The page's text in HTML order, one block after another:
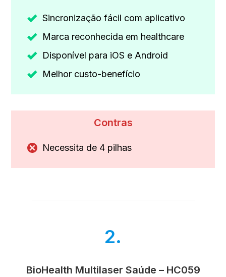
Sincronização fácil com aplicativo
Marca reconhecida em healthcare
Disponível para iOS e Android
Melhor custo-benefício
Contras
Necessita de 4 pilhas
2.
BioHealth Multilaser Saúde – HC059